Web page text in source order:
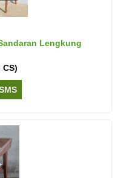
Lengkung